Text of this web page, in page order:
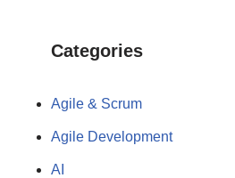
Categories
Agile & Scrum
Agile Development
AI